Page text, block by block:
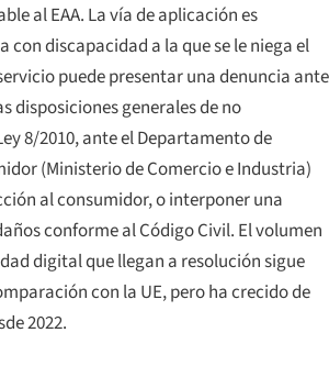
al EAA. La vía de aplicación es
con discapacidad a la que se le niega el
puede presentar una denuncia ante
disposiciones generales de no
8/2010, ante el Departamento de
(Ministerio de Comercio e Industria)
al consumidor, o interponer una
conforme al Código Civil. El volumen
digital que llegan a resolución sigue
con la UE, pero ha crecido de
2022.